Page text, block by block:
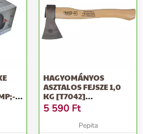
HAGYOMÁNYOS
ASZTALOS FEJSZE 1,0
KG [T7042]
&AMP;LT;JUCO&AMP;GT;
5 590 Ft
Pepita